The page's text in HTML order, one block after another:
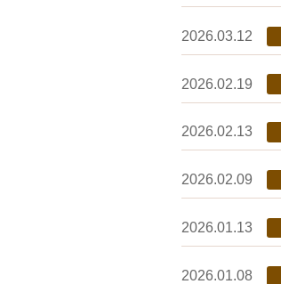
2026.03.12
2026.02.19
2026.02.13
2026.02.09
2026.01.13
2026.01.08